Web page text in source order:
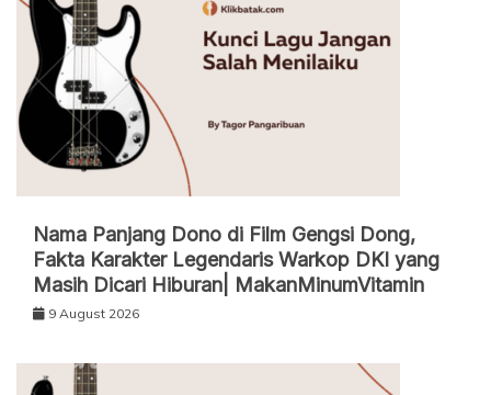
Nama Panjang Dono di Film Gengsi Dong,
Fakta Karakter Legendaris Warkop DKI yang
Masih Dicari Hiburan| MakanMinumVitamin
9 August 2026